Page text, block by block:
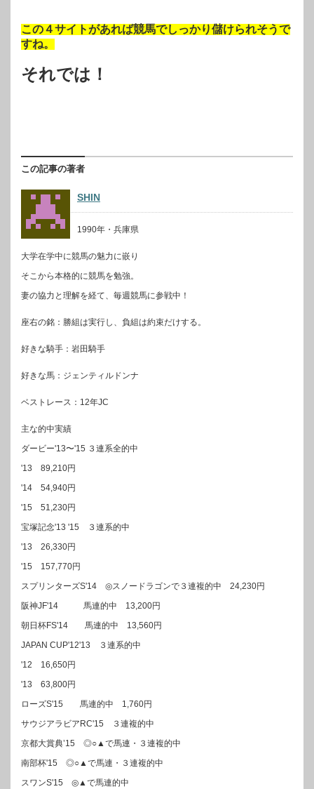
この４サイトがあれば競馬でしっかり儲けられそうで
すね。
それでは！
この記事の著者
SHIN
1990年・兵庫県
大学在学中に競馬の魅力に嵌り
そこから本格的に競馬を勉強。
妻の協力と理解を経て、毎週競馬に参戦中！
座右の銘：勝組は実行し、負組は約束だけする。
好きな騎手：岩田騎手
好きな馬：ジェンティルドンナ
ベストレース：12年JC
主な的中実績
ダービー'13〜'15 ３連系全的中
'13 89,210円
'14 54,940円
'15 51,230円
宝塚記念'13 '15 ３連系的中
'13 26,330円
'15 157,770円
スプリンターズS'14 ◎スノードラゴンで３連複的中 24,230円
阪神JF'14 馬連的中 13,200円
朝日杯FS'14 馬連的中 13,560円
JAPAN CUP'12'13 ３連系的中
'12 16,650円
'13 63,800円
ローズS'15 馬連的中 1,760円
サウジアラビアRC'15 ３連複的中
京都大賞典’15 ◎○▲で馬連・３連複的中
南部杯'15 ◎○▲で馬連・３連複的中
スワンS'15 ◎▲で馬連的中